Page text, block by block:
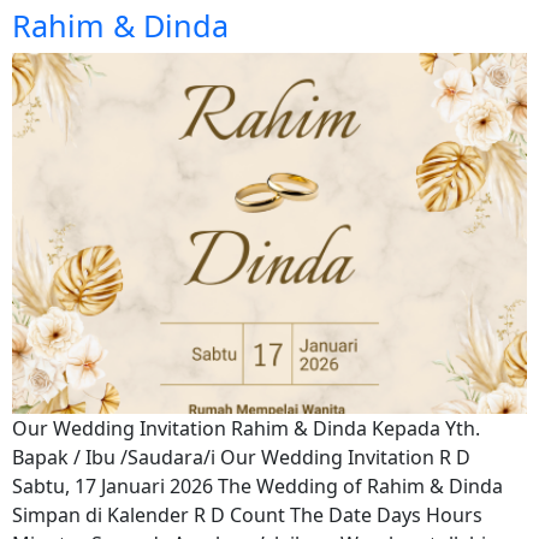
Rahim & Dinda
Our Wedding Invitation Rahim & Dinda Kepada Yth.
Bapak / Ibu /Saudara/i Our Wedding Invitation R D
Sabtu, 17 Januari 2026 The Wedding of Rahim & Dinda
Simpan di Kalender R D Count The Date Days Hours